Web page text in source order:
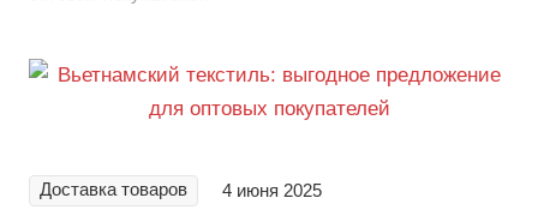
Доставка товаров 4 июня 2025